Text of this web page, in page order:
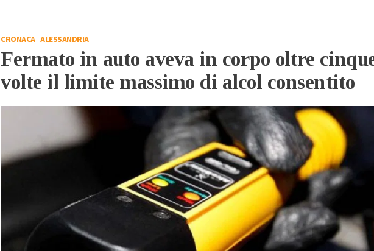
CRONACA-ALESSANDRIA
Fermato in auto aveva in corpo oltre
volte il limite massimo di alcol consentito